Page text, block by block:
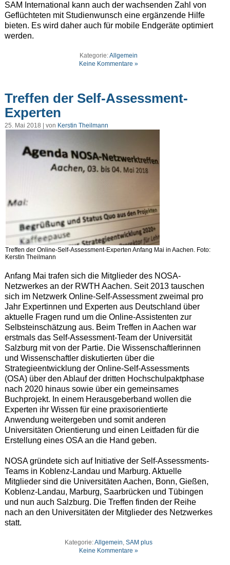
SAM International kann auch der wachsenden Zahl von
Geflüchteten mit Studienwunsch eine ergänzende Hilfe
bieten. Es wird daher auch für mobile Endgeräte optimiert
werden.
Kategorie:Allgemein
Keine Kommentare »
Treffen der Self-Assessment-
Experten
25. Mai 2018 | von Kerstin Theilmann
Treffen der Online-Self-Assessment-Experten Anfang Mai in Aachen. Foto:
Kerstin Theilmann
Anfang Mai trafen sich die Mitglieder des NOSA-
Netzwerkes an der RWTH Aachen. Seit 2013 tauschen
sich im Netzwerk Online-Self-Assessment zweimal pro
Jahr Expertinnen und Experten aus Deutschland über
aktuelle Fragen rund um die Online-Assistenten zur
Selbsteinschätzung aus. Beim Treffen in Aachen war
erstmals das Self-Assessment-Team der Universität
Salzburg mit von der Partie. Die Wissenschaftlerinnen
und Wissenschaftler diskutierten über die
Strategieentwicklung der Online-Self-Assessments
(OSA) über den Ablauf der dritten Hochschulpaktphase
nach 2020 hinaus sowie über ein gemeinsames
Buchprojekt. In einem Herausgeberband wollen die
Experten ihr Wissen für eine praxisorientierte
Anwendung weitergeben und somit anderen
Universitäten Orientierung und einen Leitfaden für die
Erstellung eines OSA an die Hand geben.
NOSA gründete sich auf Initiative der Self-Assessments-
Teams in Koblenz-Landau und Marburg. Aktuelle
Mitglieder sind die Universitäten Aachen, Bonn, Gießen,
Koblenz-Landau, Marburg, Saarbrücken und Tübingen
und nun auch Salzburg. Die Treffen finden der Reihe
nach an den Universitäten der Mitglieder des Netzwerkes
statt.
Kategorie:Allgemein,SAM plus
Keine Kommentare »